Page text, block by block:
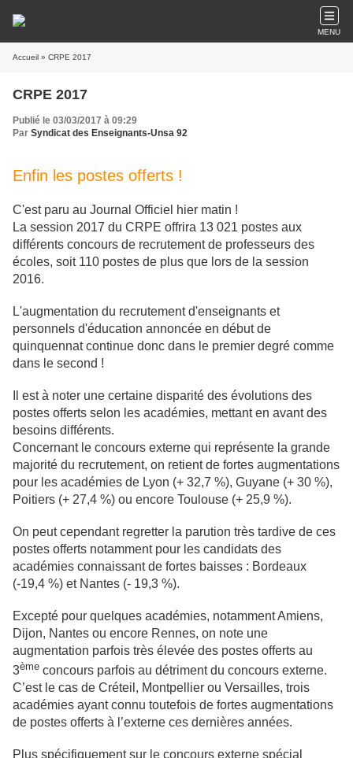
MENU
Accueil » CRPE 2017
CRPE 2017
Publié le 03/03/2017 à 09:29
Par Syndicat des Enseignants-Unsa 92
Enfin les postes offerts !
C'est paru au Journal Officiel hier matin !
La session 2017 du CRPE offrira 13 021 postes aux
différents concours de recrutement de professeurs des
écoles, soit 110 postes de plus que lors de la session
2016.
L'augmentation du recrutement d'enseignants et
personnels d'éducation annoncée en début de
quinquennat continue donc dans le premier degré comme
dans le second !
Il est à noter une certaine disparité des évolutions des
postes offerts selon les académies, mettant en avant des
besoins différents.
Concernant le concours externe qui représente la grande
majorité du recrutement, on retient de fortes augmentations
pour les académies de Lyon (+ 32,7 %), Guyane (+ 30 %),
Poitiers (+ 27,4 %) ou encore Toulouse (+ 25,9 %).
On peut cependant regretter la parution très tardive de ces
postes offerts notamment pour les candidats des
académies connaissant de fortes baisses : Bordeaux
(-19,4 %) et Nantes (- 19,3 %).
Excepté pour quelques académies, notamment Amiens,
Dijon, Nantes ou encore Rennes, on note une
augmentation parfois très élevée des postes offerts au
3ème concours parfois au détriment du concours externe.
C’est le cas de Créteil, Montpellier ou Versailles, trois
académies ayant connu toutefois de fortes augmentations
de postes offerts à l’externe ces dernières années.
Plus spécifiquement sur le concours externe spécial